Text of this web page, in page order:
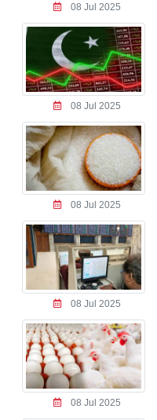
08 Jul 2025
08 Jul 2025
08 Jul 2025
08 Jul 2025
08 Jul 2025